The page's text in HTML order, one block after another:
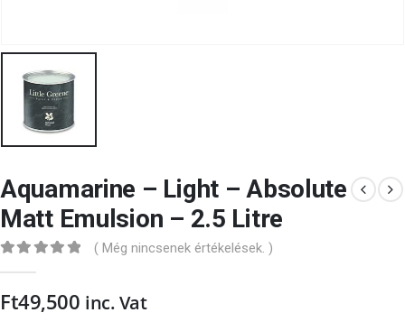
Aquamarine – Light – Absolute
Matt Emulsion – 2.5 Litre
( Még nincsenek értékelések. )
Ft49,500 inc. Vat